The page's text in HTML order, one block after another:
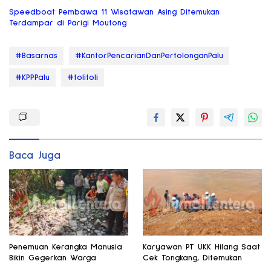
Speedboat Pembawa 11 Wisatawan Asing Ditemukan
Terdampar di Parigi Moutong
#Basarnas #KantorPencarianDanPertolonganPalu
#KPPPalu #tolitoli
Baca Juga
Penemuan Kerangka Manusia
Bikin Gegerkan Warga
Karyawan PT UKK Hilang Saat
Cek Tongkang, Ditemukan